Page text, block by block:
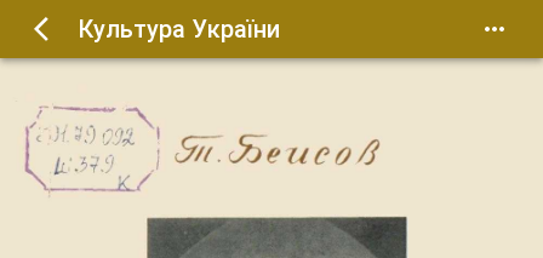
Культура України